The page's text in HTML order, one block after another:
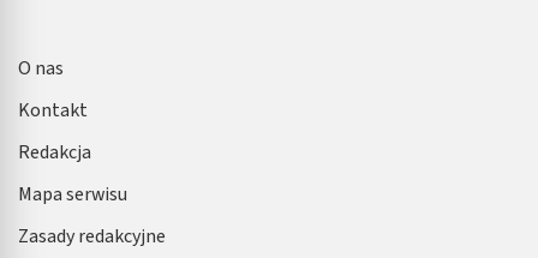
O nas
Kontakt
Redakcja
Mapa serwisu
Zasady redakcyjne